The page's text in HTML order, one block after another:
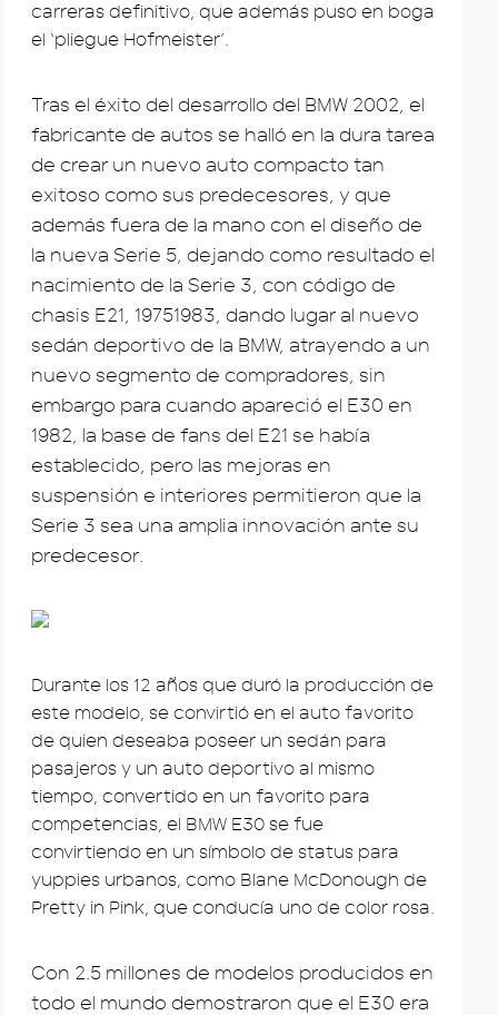
carreras definitivo, que además puso en boga
el ‘pliegue Hofmeister’.
Tras el éxito del desarrollo del BMW 2002, el
fabricante de autos se halló en la dura tarea
de crear un nuevo auto compacto tan
exitoso como sus predecesores, y que
además fuera de la mano con el diseño de
la nueva Serie 5, dejando como resultado el
nacimiento de la Serie 3, con código de
chasis E21, 19751983, dando lugar al nuevo
sedán deportivo de la BMW, atrayendo a un
nuevo segmento de compradores, sin
embargo para cuando apareció el E30 en
1982, la base de fans del E21 se había
establecido, pero las mejoras en
suspensión e interiores permitieron que la
Serie 3 sea una amplia innovación ante su
predecesor.
Durante los 12 años que duró la producción de
este modelo, se convirtió en el auto favorito
de quien deseaba poseer un sedán para
pasajeros y un auto deportivo al mismo
tiempo, convertido en un favorito para
competencias, el BMW E30 se fue
convirtiendo en un símbolo de status para
yuppies urbanos, como Blane McDonough de
Pretty in Pink, que conducía uno de color rosa.
Con 2.5 millones de modelos producidos en
todo el mundo demostraron que el E30 era